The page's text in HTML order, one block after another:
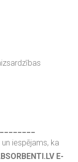
iespējams, ka
E-